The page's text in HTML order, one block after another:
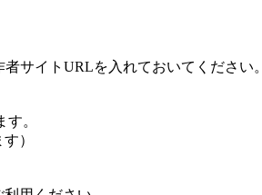
サイトURLを入れておいてください。
。
）